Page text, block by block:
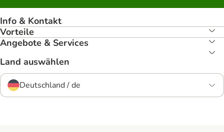
Info & Kontakt
Vorteile
Angebote & Services
Land auswählen
Deutschland / de